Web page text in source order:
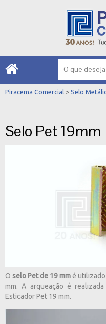
Selo Pet 19mm
O selo Pet de 19 mmé utilizado
mm. A arqueação é
Esticador Pet 19 mm.
Piracema Comercial > Selo